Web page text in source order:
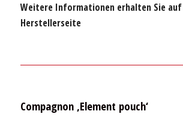
Weitere Informationen erhalten Sie
Herstellerseite
Compagnon ‚Element pouch‘